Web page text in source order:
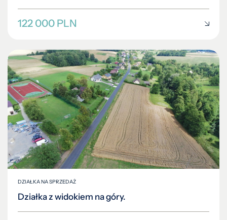
122 000 PLN
DZIAŁKA NA SPRZEDAŻ
Działka z widokiem na góry.